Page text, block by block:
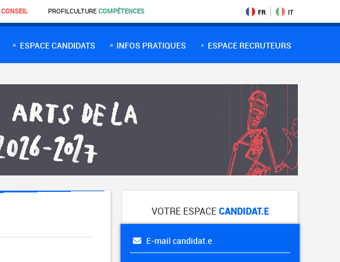
CONSEIL PROFILCULTURE COMPÉTENCES FR IT
ESPACE CANDIDATS INFOS PRATIQUES ESPACE RECRUTEURS
VOTRE ESPACECANDIDAT.E
E-mail candidat.e